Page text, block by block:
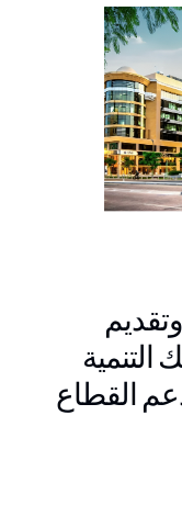
بنك التنمية
القطاع